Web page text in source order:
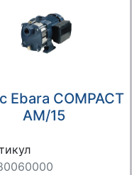
Ebara COMPACT
AM/15